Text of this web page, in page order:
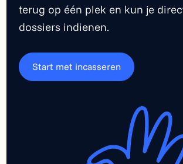
terug op één plek en kun je
dossiers indienen.
Start met incasseren